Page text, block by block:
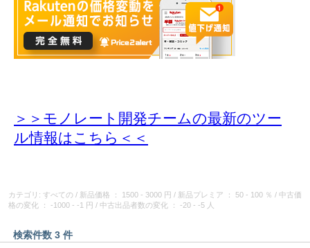
＞＞モノレート開発チームの最新のツー
ル情報はこちら＜＜
カテゴリ: すべての / 新品価格 ： 1500 - 3000 円 / 新品プレミア ： 50 - 100 ％ / 中古価
格の変化
： -1000 - -1 円 / 中古出品者数の変化 ： -20 - -5 人
検索件数 3 件